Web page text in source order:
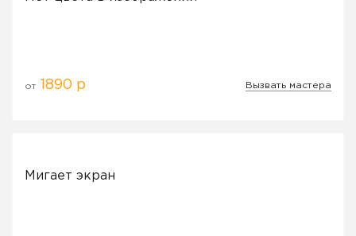
от 1890 р Вызвать мастера
Мигает экран